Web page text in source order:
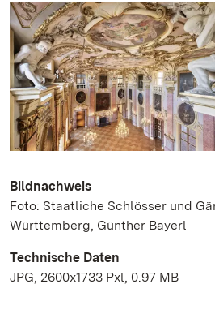
Bildnachweis
Foto: Staatliche Schlösser und
Württemberg, Günther Bayerl
Technische Daten
JPG, 2600x1733 Pxl, 0.97 MB